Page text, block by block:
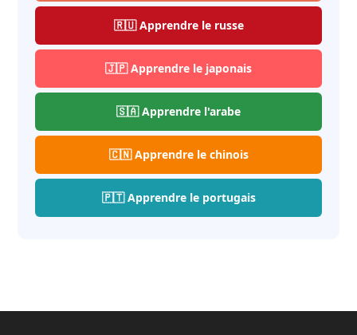
🇷🇺 Apprendre le russe
🇯🇵 Apprendre le japonais
🇸🇦 Apprendre l'arabe
🇨🇳 Apprendre le chinois
🇵🇹 Apprendre le portugais